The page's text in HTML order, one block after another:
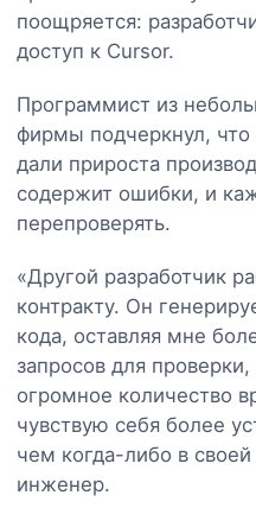
поощряется:
доступ к Cursor.
Программист из
фирмы подчеркнул,
дали прироста
содержит ошибки, и
перепроверять.
«Другой разработчик
контракту. Он
кода, оставляя мне
запросов для
огромное количество
чувствую себя более
чем когда-либо в
инженер.